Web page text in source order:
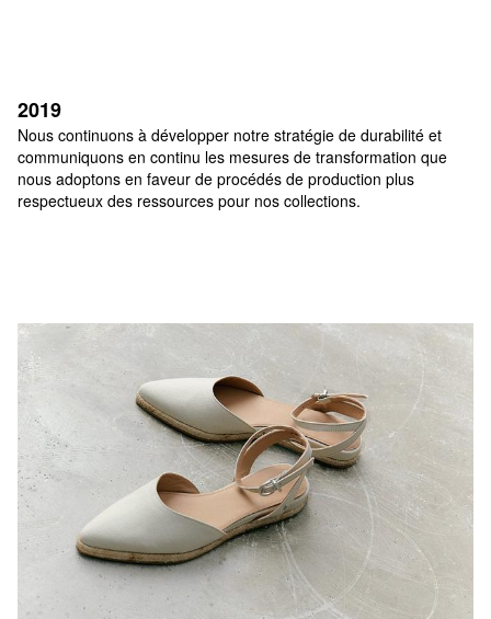
2019
Nous continuons à développer notre stratégie de durabilité et
communiquons en continu les mesures de transformation que
nous adoptons en faveur de procédés de production plus
respectueux des ressources pour nos collections.